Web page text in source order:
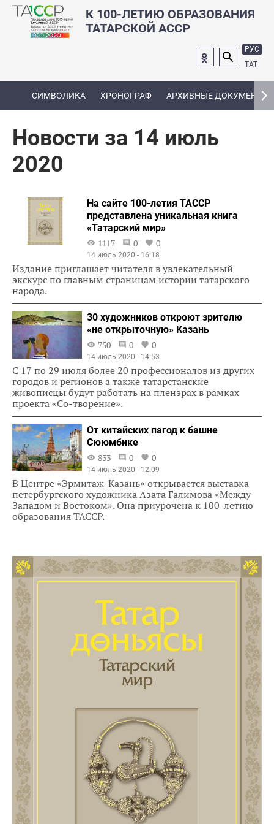
К 100-ЛЕТИЮ ОБРАЗОВАНИЯ
ТАТАРСКОЙ АССР
РУС
ТАТ
СИМВОЛИКА ХРОНОГРАФ АРХИВНЫЕ ДОКУМЕНТЫ
Новости за 14 июль
2020
На сайте 100-летия ТАССР
представлена уникальная книга
«Татарский мир»
1117
0 0
14 июль 2020 - 16:18
Издание приглашает читателя в увлекательный
экскурс по главным страницам истории татарского
народа.
30 художников откроют зрителю
«не открыточную» Казань
750
0 0
14 июль 2020 - 14:53
С 17 по 29 июля более 20 профессионалов из других
городов и регионов а также татарстанские
живописцы будут работать на пленэрах в рамках
проекта «Со-творение».
От китайских пагод к башне
Сююмбике
833
0 0
14 июль 2020 - 12:09
В Центре «Эрмитаж-Казань» открывается выставка
петербургского художника Азата Галимова «Между
Западом и Востоком». Она приурочена к 100-летию
образования ТАССР.